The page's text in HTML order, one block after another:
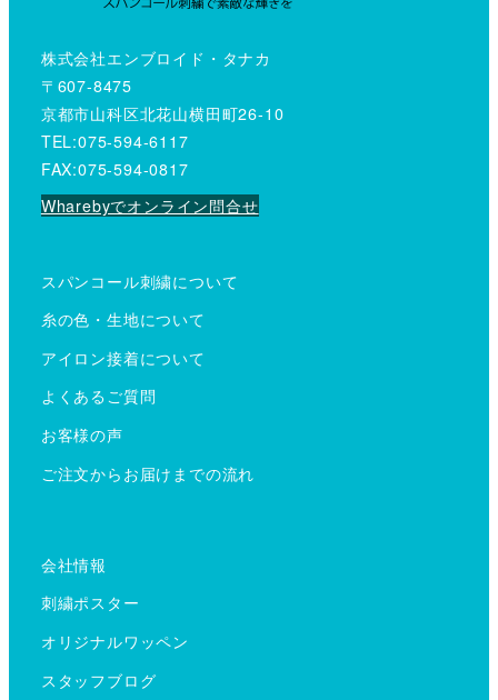
株式会社エンブロイド・タナカ
〒607-8475
京都市山科区北花山横田町26-10
TEL:075-594-6117
FAX:075-594-0817
Wharebyでオンライン問合せ
スパンコール刺繍について
糸の色・生地について
アイロン接着について
よくあるご質問
お客様の声
ご注文からお届けまでの流れ
会社情報
刺繍ポスター
オリジナルワッペン
スタッフブログ